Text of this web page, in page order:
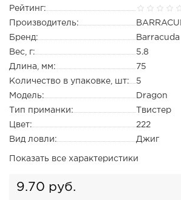
Рейтинг:
Производитель:
Бренд:
Barracuda
Вес, г:
5.8
Длина, мм:
75
Количество в упаковке, шт:
5
Модель:
Dragon
Тип приманки:
Твистер
Цвет:
222
Вид ловли:
Джиг
Показать все характеристики
9.70 руб.